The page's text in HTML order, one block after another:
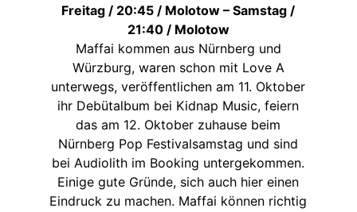
Freitag / 20:45 / Molotow – Samstag /
21:40 / Molotow
Maffai kommen aus Nürnberg und
Würzburg, waren schon mit Love A
unterwegs, veröffentlichen am 11. Oktober
ihr Debütalbum bei Kidnap Music, feiern
das am 12. Oktober zuhause beim
Nürnberg Pop Festivalsamstag und sind
bei Audiolith im Booking untergekommen.
Einige gute Gründe, sich auch hier einen
Eindruck zu machen. Maffai können richtig